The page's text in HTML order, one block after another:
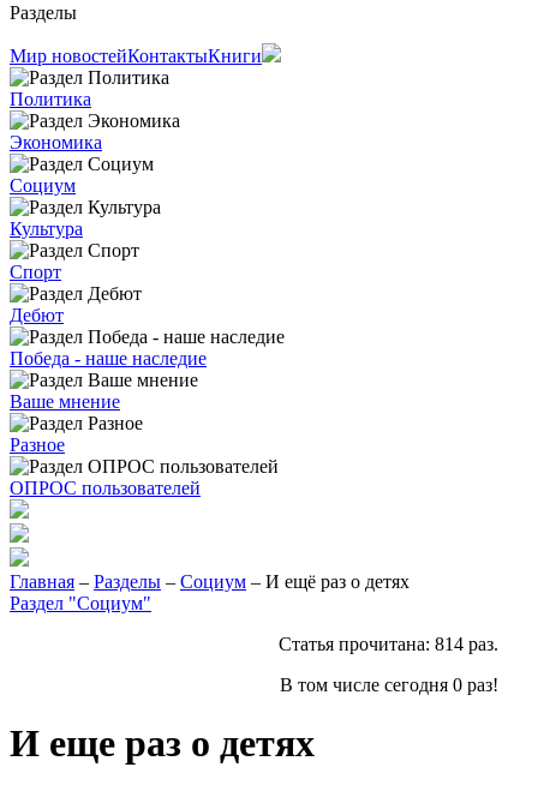
Разделы
Мир новостейКонтактыКниги
Политика
Экономика
Социум
Культура
Спорт
Дебют
Победа - наше наследие
Ваше мнение
Разное
ОПРОС пользователей
Главная – Разделы – Социум – И ещё раз о детях
Раздел "Социум"
Статья прочитана: 814 раз.
В том числе сегодня 0 раз!
И еще раз о детях